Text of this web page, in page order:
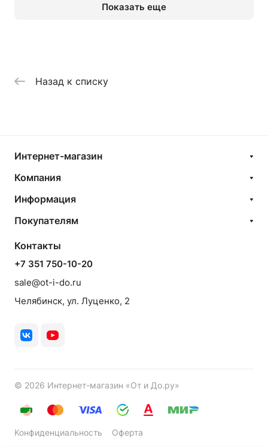
Показать еще
Назад к списку
Интернет-магазин
Компания
Информация
Покупателям
Контакты
+7 351 750-10-20
sale@ot-i-do.ru
Челябинск, ул. Луценко, 2
© 2026 Интернет-магазин «От и До.ру»
Конфиденциальность Оферта